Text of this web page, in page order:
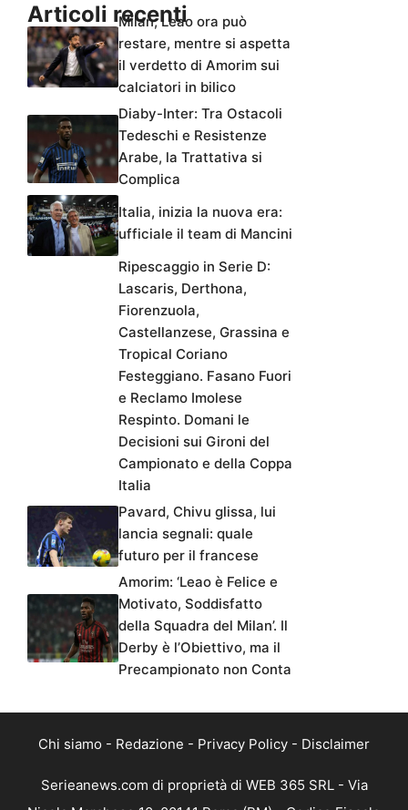
Articoli recenti
Milan, Leao ora può
restare, mentre si aspetta
il verdetto di Amorim sui
calciatori in bilico
Diaby-Inter: Tra Ostacoli
Tedeschi e Resistenze
Arabe, la Trattativa si
Complica
Italia, inizia la nuova era:
ufficiale il team di Mancini
Ripescaggio in Serie D:
Lascaris, Derthona,
Fiorenzuola,
Castellanzese, Grassina e
Tropical Coriano
Festeggiano. Fasano Fuori
e Reclamo Imolese
Respinto. Domani le
Decisioni sui Gironi del
Campionato e della Coppa
Italia
Pavard, Chivu glissa, lui
lancia segnali: quale
futuro per il francese
Amorim: ‘Leao è Felice e
Motivato, Soddisfatto
della Squadra del Milan’. Il
Derby è l’Obiettivo, ma il
Precampionato non Conta
Chi siamo - Redazione - Privacy Policy - Disclaimer
Serieanews.com di proprietà di WEB 365 SRL - Via